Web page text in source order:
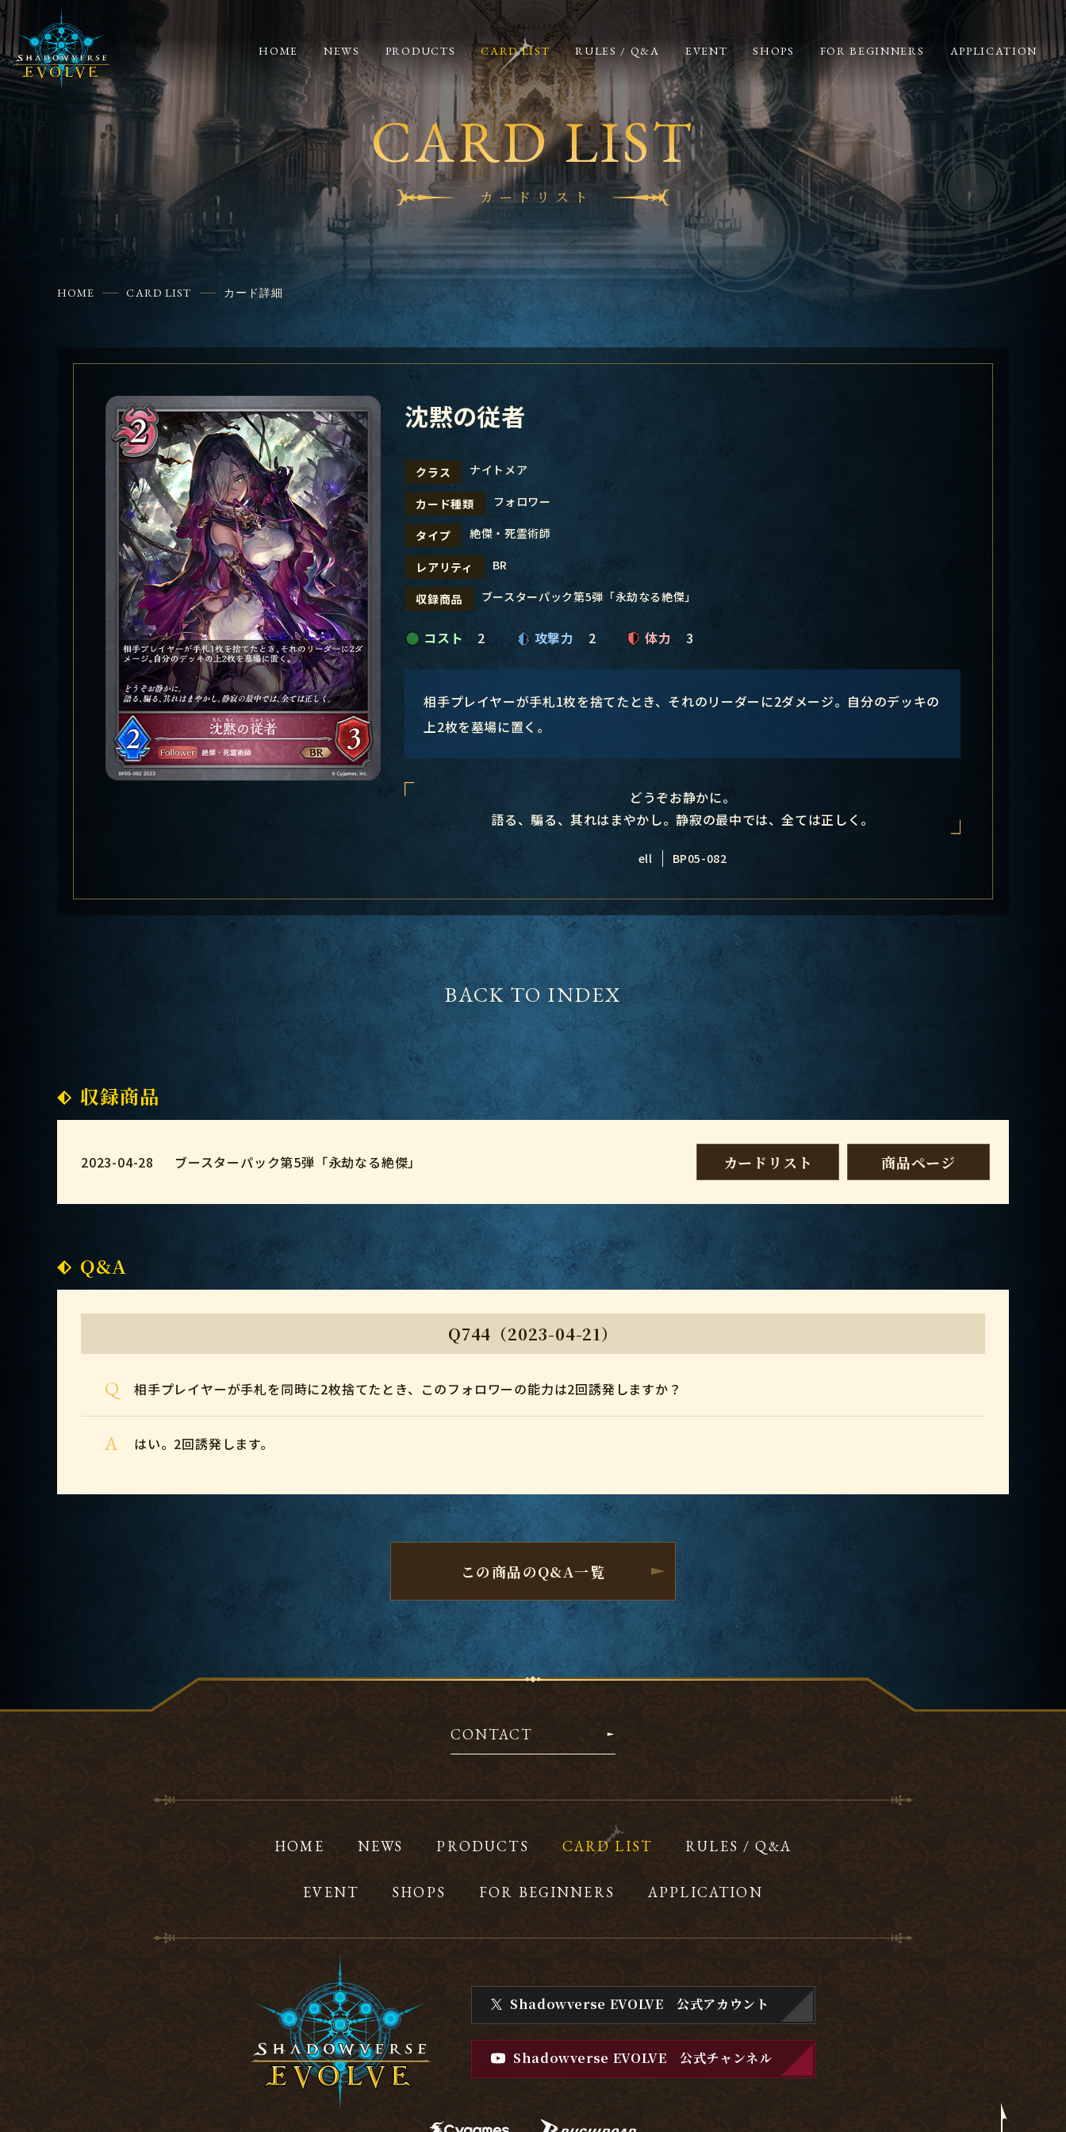
HOME NEWS PRODUCTS CARD LIST RULES / Q&A EVENT SHOPS FOR BEGINNERS APPLICATION
CARD LIST
カードリスト
HOME CARD LIST カード詳細
沈黙の従者
クラス ナイトメア
カード種類 フォロワー
タイプ 絶傑・死霊術師
レアリティ BR
収録商品 ブースターパック第5弾「永劫なる絶傑」
コスト 2 攻撃力 2 体力 3
相手プレイヤーが手札1枚を捨てたとき、それのリーダーに2ダメージ。自分のデッキの
上2枚を墓場に置く。
どうぞお静かに。
語る、騙る、其れはまやかし。静寂の最中では、全ては正しく。
ell BP05-082
BACK TO INDEX
収録商品
2023-04-28 ブースターパック第5弾「永劫なる絶傑」 カードリスト 商品ページ
Q&A
Q744（2023-04-21）
Q 相手プレイヤーが手札を同時に2枚捨てたとき、このフォロワーの能力は2回誘発しますか？
A はい。2回誘発します。
この商品のQ&A一覧
CONTACT
HOME NEWS PRODUCTS CARD LIST RULES / Q&A
EVENT SHOPS FOR BEGINNERS APPLICATION
Shadowverse EVOLVE 公式アカウント
Shadowverse EVOLVE公式チャンネル